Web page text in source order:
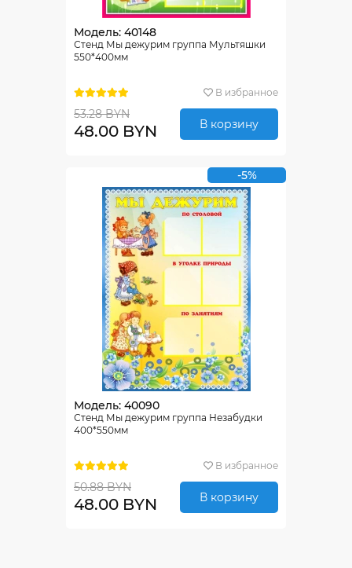
Модель: 40148
Стенд Мы дежурим группа Мультяшки
550*400мм
В избранное
53.28 BYN
48.00 BYN В корзину
-5%
Модель: 40090
Стенд Мы дежурим группа Незабудки
400*550мм
В избранное
50.88 BYN
48.00 BYN В корзину